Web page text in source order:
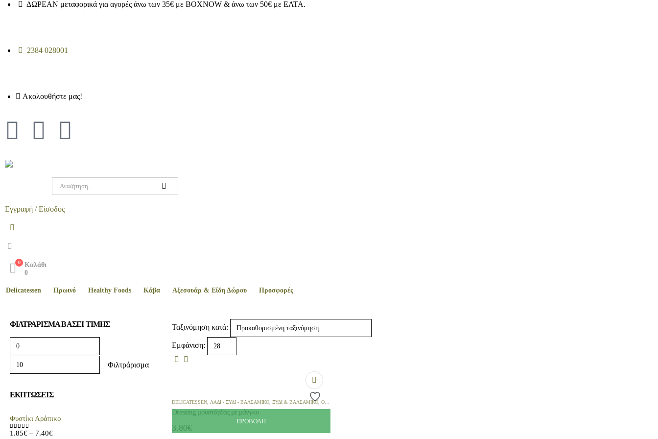
ΔΩΡΕΑΝ μεταφορικά για αγορές άνω των 35€ με BOXNOW & άνω των 50€ με ΕΛΤΑ.
2384 028001
Ακολουθήστε μας!
Εγγραφή / Είσοδος
0
Καλάθι
0
Delicatessen Πρωινό Healthy Foods Kάβα Αξεσουάρ & Είδη Δώρου Προσφορές
Ταξινόμηση κατά:
Εμφάνιση:
ΠΡΟΒΟΛΉ
DELICATESSEN ΛΆΔΙ - ΞΎΔΙ - ΒΑΛΣΆΜΙΚΟ ΞΎΔΙ & ΒΑΛΣΆΜΙΚΟ ΟΡΕΚΤΙΚΆ
Dressing μουστάρδας με μάνγκο
3.80€
ΦΙΛΤΡΆΡΙΣΜΑ ΒΆΣΕΙ ΤΙΜΉΣ
Φιλτράρισμα
ΕΚΠΤΏΣΕΙΣ
Φυστίκι Αράπικο
out of 5
1.85€ – 7.40€